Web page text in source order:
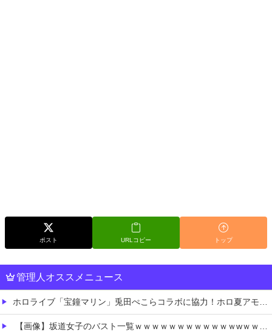
ポスト URLコピー トップ
管理人オススメニュース
ホロライブ「宝鐘マリン」兎田ぺこらコラボに協力！ホロ夏アモアスにレイドして野うさぎ喜ぶ！1時間で切り上げた飲酒配信の気になる続きは「メン限」
【画像】坂道女子のバスト一覧ｗｗｗｗｗｗｗｗｗｗｗｗwｗｗｗｗ